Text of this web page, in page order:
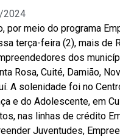
2024
por meio do programa
terça-feira (2), mais de
dos
Rosa, Cuité, Damião,
A solenidade foi no
e do Adolescente, em
nas linhas de crédito
Juventudes,